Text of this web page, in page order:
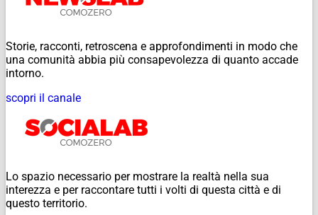
Storie, racconti, retroscena e approfondimenti in modo che
una comunità abbia più consapevolezza di quanto accade
intorno.
scopri il canale
Lo spazio necessario per mostrare la realtà nella sua
interezza e per raccontare tutti i volti di questa città e di
questo territorio.